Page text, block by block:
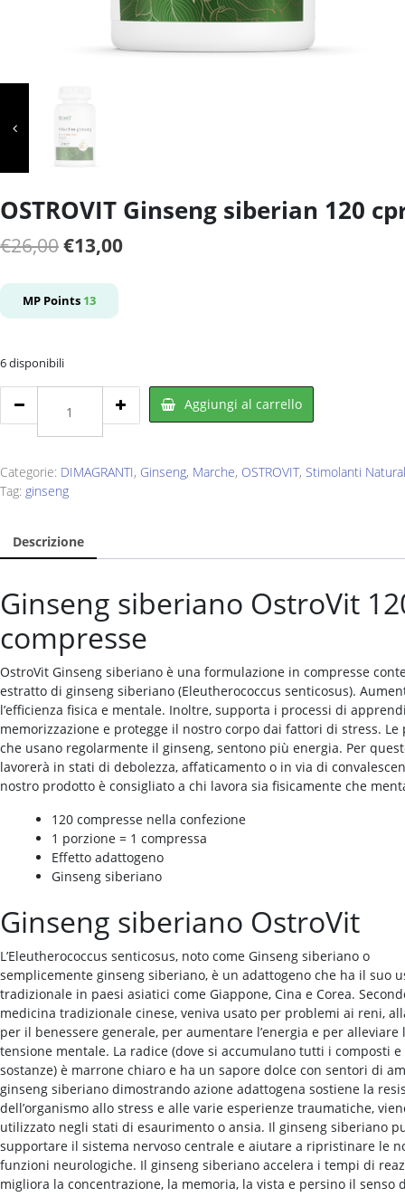
OSTROVIT Ginseng siberian 120
€26,00Il
originale
€26,00.
€13,00Il
MP Points 13
6 disponibili
Ginseng
siberian
cpr
quantity
Aggiungi al carrello
Categorie: DIMAGRANTI, Ginseng, Marche, OSTROVIT, Stimolanti
Tag: ginseng
Descrizione
Ginseng siberiano OstroVit
compresse
OstroVit Ginseng siberiano è una formulazione in compresse
estratto di ginseng siberiano (Eleutherococcus senticosus).
l’efficienza fisica e mentale. Inoltre, supporta i processi di
memorizzazione e protegge il nostro corpo dai fattori di stress. Le
che usano regolarmente il ginseng, sentono più energia. Per
lavorerà in stati di debolezza, affaticamento o in via di
nostro prodotto è consigliato a chi lavora sia fisicamente che
120 compresse nella confezione
1 porzione = 1 compressa
Effetto adattogeno
Ginseng siberiano
Ginseng siberiano OstroVit
L’Eleutherococcus senticosus, noto come Ginseng siberiano o
semplicemente ginseng siberiano, è un adattogeno che ha il suo
tradizionale in paesi asiatici come Giappone, Cina e Corea.
medicina tradizionale cinese, veniva usato per problemi ai reni,
per il benessere generale, per aumentare l’energia e per alleviare
tensione mentale. La radice (dove si accumulano tutti i composti e
sostanze) è marrone chiaro e ha un sapore dolce con sentori di
ginseng siberiano dimostrando azione adattogena sostiene la
dell’organismo allo stress e alle varie esperienze traumatiche,
utilizzato negli stati di esaurimento o ansia. Il ginseng siberiano
supportare il sistema nervoso centrale e aiutare a ripristinare le
funzioni neurologiche. Il ginseng siberiano accelera i tempi di
migliora la concentrazione, la memoria, la vista e persino il senso